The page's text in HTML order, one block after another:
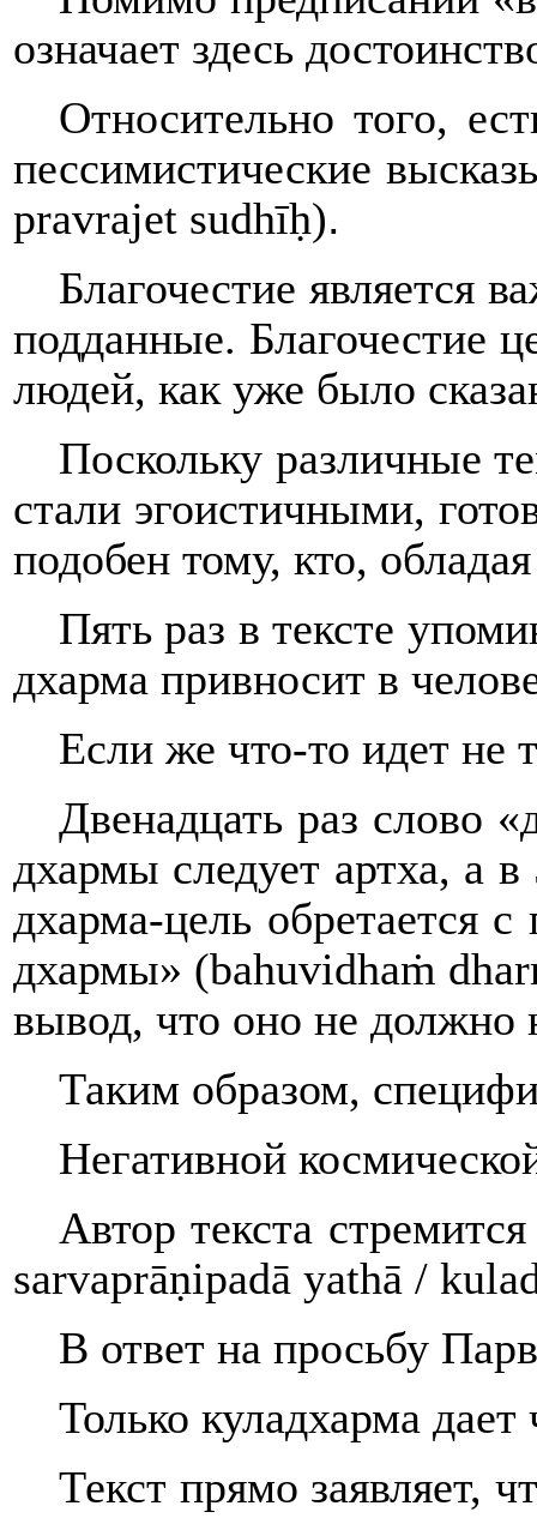
означает здесь
Относительно того,
пессимистические
pravrajet sudhīḥ).
Благочестие является
подданные. Благочестие
людей, как уже было
Поскольку различные
стали эгоистичными,
подобен тому, кто,
Пять раз в тексте
дхарма привносит в
Если же что-то идет не
Двенадцать раз слово
дхармы следует артха, а
дхарма-цель обретается
дхармы» (bahuvidhaṁ
вывод, что оно не должно
Таким образом,
Негативной
Автор текста
sarvaprāṇipadā yathā /
В ответ на просьбу
Только куладхарма
Текст прямо заявляет,